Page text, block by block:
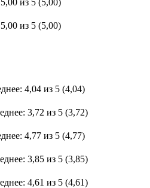
(5,00)
(4,04)
(3,72)
(4,77)
(3,85)
(4,61)